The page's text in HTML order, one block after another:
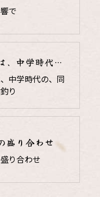
で
日曜日は、中学時代の、同級生と鮎釣り
中学時代の、同
り
盛り合わせ
り合わせ